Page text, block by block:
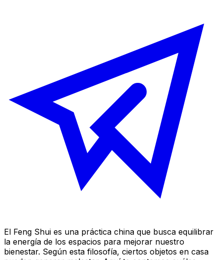
El Feng Shui es una práctica china que busca equilibrar
la energía de los espacios para mejorar nuestro
bienestar. Según esta filosofía, ciertos objetos en casa